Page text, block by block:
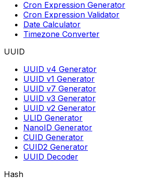
Cron Expression Generator
Cron Expression Validator
Date Calculator
Timezone Converter
UUID
UUID v4 Generator
UUID v1 Generator
UUID v7 Generator
UUID v3 Generator
UUID v2 Generator
ULID Generator
NanoID Generator
CUID Generator
CUID2 Generator
UUID Decoder
Hash